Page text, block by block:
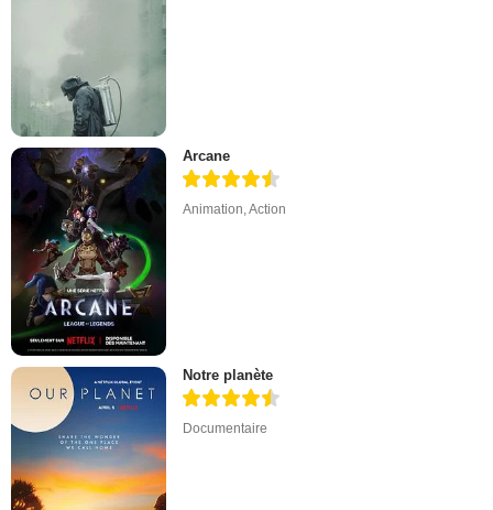
Arcane
Animation,Action
Notre planète
Documentaire